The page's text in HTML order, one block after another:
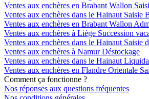
Ventes aux enchères en Brabant Wallon
Ventes aux enchères dans le Hainaut Saisie
Ventes aux enchères en Brabant Wallon
Ventes aux enchères à Liège Succession
Ventes aux enchères dans le Hainaut Saisie
Ventes aux enchères à Namur Déstockage
Ventes aux enchères dans le Hainaut
Ventes aux enchères en Flandre Orientale
Comment ça fonctionne ?
Nos réponses aux questions fréquentes